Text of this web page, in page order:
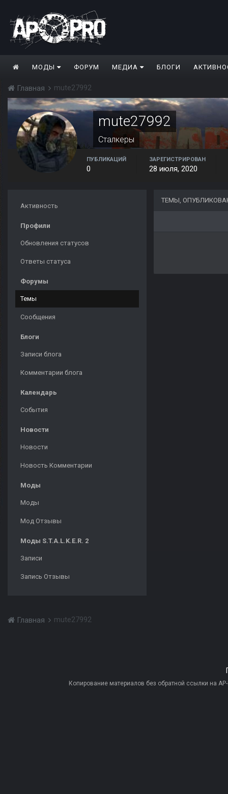
МОДЫ ФОРУМ МЕДИА БЛОГИ
Главная mute27992
mute27992
Сталкеры
ПУБЛИКАЦИЙ
0
ЗАРЕГИСТРИРОВАН
28 июля, 2020
Активность
Профили
Обновления статусов
Ответы статуса
Форумы
Темы
Сообщения
Блоги
Записи блога
Комментарии блога
Календарь
События
Новости
Новости
Новость Комментарии
Моды
Моды
Мод Отзывы
Моды S.T.A.L.K.E.R. 2
Записи
Запись Отзывы
ТЕМЫ,
Главная mute27992
Копирование материалов без обратной ссылки на